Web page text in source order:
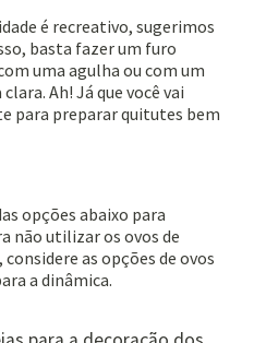
é recreativo, sugerimos
basta fazer um furo
uma agulha ou com um
clara. Ah! Já que você vai
para preparar quitutes bem
opções abaixo para
não utilizar os ovos de
as opções de ovos
a dinâmica.